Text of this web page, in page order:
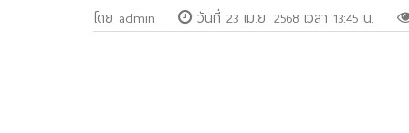
โดย admin วันที่ 23 เม.ย. 2568 เวลา 13:45 น.